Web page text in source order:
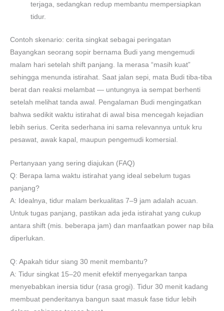
terjaga, sedangkan redup membantu mempersiapkan
tidur.
Contoh skenario: cerita singkat sebagai peringatan
Bayangkan seorang sopir bernama Budi yang mengemudi
malam hari setelah shift panjang. Ia merasa “masih kuat”
sehingga menunda istirahat. Saat jalan sepi, mata Budi tiba-tiba
berat dan reaksi melambat — untungnya ia sempat berhenti
setelah melihat tanda awal. Pengalaman Budi mengingatkan
bahwa sedikit waktu istirahat di awal bisa mencegah kejadian
lebih serius. Cerita sederhana ini sama relevannya untuk kru
pesawat, awak kapal, maupun pengemudi komersial.
Pertanyaan yang sering diajukan (FAQ)
Q: Berapa lama waktu istirahat yang ideal sebelum tugas
panjang?
A: Idealnya, tidur malam berkualitas 7–9 jam adalah acuan.
Untuk tugas panjang, pastikan ada jeda istirahat yang cukup
antara shift (mis. beberapa jam) dan manfaatkan power nap bila
diperlukan.
Q: Apakah tidur siang 30 menit membantu?
A: Tidur singkat 15–20 menit efektif menyegarkan tanpa
menyebabkan inersia tidur (rasa grogi). Tidur 30 menit kadang
membuat penderitanya bangun saat masuk fase tidur lebih